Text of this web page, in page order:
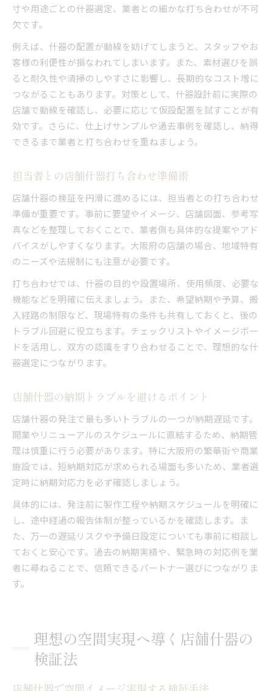
寸や用途ごとの什器選定、業者との細かな打ち合わせが不可
欠です。
例えば、什器の配置が動線を妨げてしまうと、スタッフやお
客様の利便性が損なわれてしまいます。また、素材選びを誤
ると耐久性や清掃のしやすさに影響し、長期的なコスト増に
つながることもあります。対策として、什器設計前に実際の
店舗で動線を確認し、必要に応じて仮設配置を試すことが有
効です。さらに、仕上げサンプルや過去事例を確認し、納得
できるまで業者と打ち合わせを重ねましょう。
担当者との店舗什器打ち合わせ準備術
店舗什器の検証を円滑に進めるには、担当者との打ち合わせ
準備が重要です。事前に要望やイメージ、店舗図面、参考写
真などを整理しておくことで、業者側も具体的な提案やアド
バイスがしやすくなります。大阪府の店舗の場合、地域特有
のニーズや法規制にも注意が必要です。
打ち合わせでは、什器の目的や設置場所、使用頻度、必要な
機能などを明確に伝えましょう。また、希望納期や予算、搬
入経路の制限など、現場特有の条件も共有しておくと、後の
トラブル回避に役立ちます。チェックリストやイメージボー
ドを活用し、双方の認識をすり合わせることで、理想的な什
器選定につながります。
店舗什器の納期トラブルを避けるポイント
店舗什器の発注で最も多いトラブルの一つが納期遅延です。
開業やリニューアルのスケジュールに直結するため、納期管
理は慎重に行う必要があります。特に大阪府の繁華街や商業
施設では、短納期対応が求められる場面も多いため、業者選
定時に納期対応力を必ず確認しましょう。
具体的には、発注前に製作工程や納期スケジュールを明確に
し、途中経過の報告体制が整っているかを確認します。ま
た、万一の遅延リスクや予備日設定についても事前に相談し
ておくと安心です。過去の納期実績や、緊急時の対応例を業
者に尋ねることで、信頼できるパートナー選びにつながりま
す。
理想の空間実現へ導く店舗什器の
検証法